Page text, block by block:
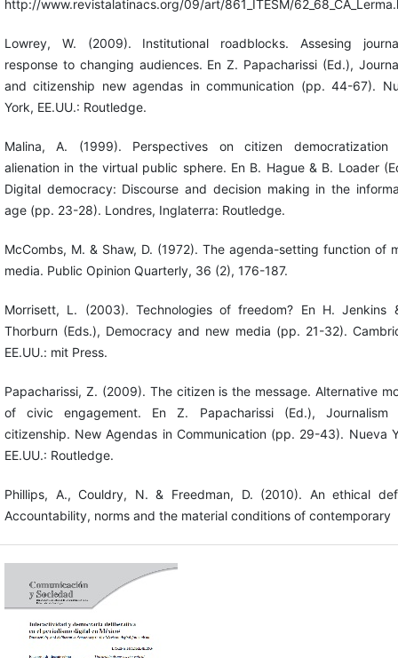
http://www.revistalatinacs.org/09/art/861_ITESM/
Lowrey, W. (2009). Institutional roadblocks. Assesing
response to changing audiences. En Z. Papacharissi (Ed.),
and citizenship new agendas in communication (pp. 44-67).
York, EE.UU.: Routledge.
Malina, A. (1999). Perspectives on citizen democratization
alienation in the virtual public sphere. En B. Hague & B. Loader
Digital democracy: Discourse and decision making in the
age (pp. 23-28). Londres, Inglaterra: Routledge.
McCombs, M. & Shaw, D. (1972). The agenda-setting function of
media. Public Opinion Quarterly, 36 (2), 176-187.
Morrisett, L. (2003). Technologies of freedom? En H. Jenkins
Thorburn (Eds.), Democracy and new media (pp. 21-32).
EE.UU.: mit Press.
Papacharissi, Z. (2009). The citizen is the message. Alternative
of civic engagement. En Z. Papacharissi (Ed.), Journalism
citizenship. New Agendas in Communication (pp. 29-43). Nueva
EE.UU.: Routledge.
Phillips, A., Couldry, N. & Freedman, D. (2010). An ethical
Accountability, norms and the material conditions of contemporary